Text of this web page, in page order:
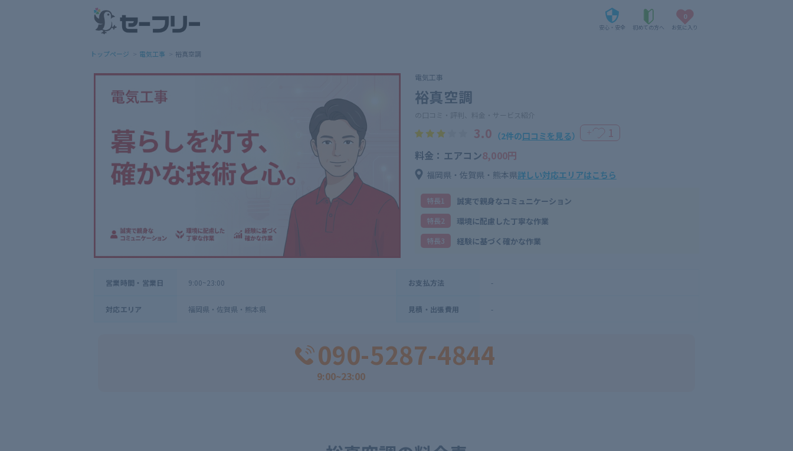
安心・安全 初めての方へ
0
お気に入り
トップページ 電気工事 裕真空調
電気工事
裕真空調
の口コミ・評判、料金・サービス紹介
3.0 （2件の口コミを見る） ＋ 1
料金：エアコン8,000円
福岡県・佐賀県・熊本県詳しい対応エリアはこちら
特⻑1 誠実で親身なコミュニケーション
特⻑2 環境に配慮した丁寧な作業
特⻑3 経験に基づく確かな作業
営業時間・営業日 9:00~23:00 お支払方法 -
対応エリア 福岡県・佐賀県・熊本県 見積・出張費用 -
090-5287-4844
9:00~23:00